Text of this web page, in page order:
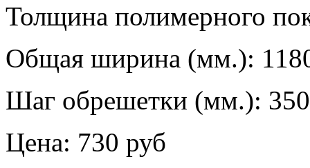
Толщина полимерного
Общая ширина (мм.):
Шаг обрешетки (мм.): 350
Цена: 730 руб